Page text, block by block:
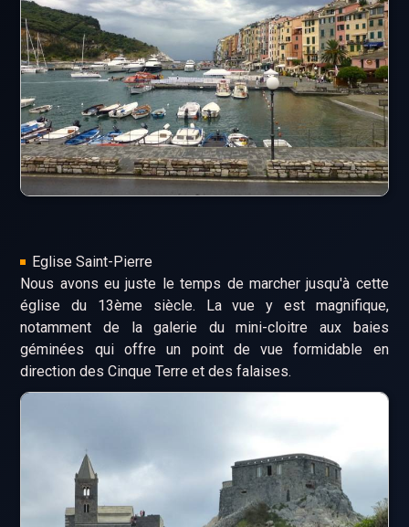
Eglise Saint-Pierre
Nous avons eu juste le temps de marcher jusqu'à cette
église du 13ème siècle. La vue y est magnifique,
notamment de la galerie du mini-cloitre aux baies
géminées qui offre un point de vue formidable en
direction des Cinque Terre et des falaises.